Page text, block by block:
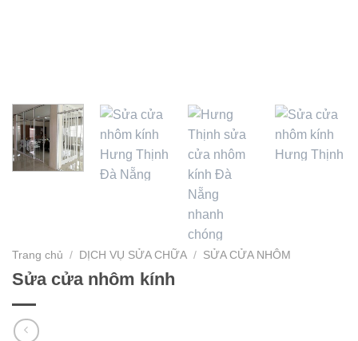
Trang chủ / DỊCH VỤ SỬA CHỮA / SỬA CỬA NHÔM
Sửa cửa nhôm kính